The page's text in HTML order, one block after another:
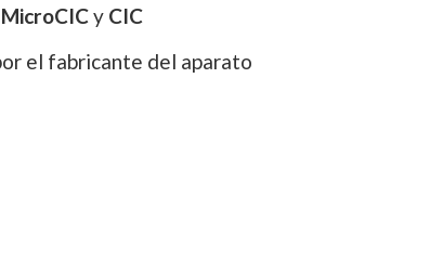
MicroCICy CIC
el fabricante del aparato